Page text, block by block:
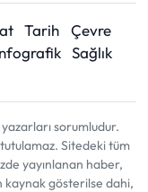
Tarih
Çevre
Sağlık
sorumludur.
Sitedeki tüm
yayınlanan haber,
kaynak gösterilse dahi,